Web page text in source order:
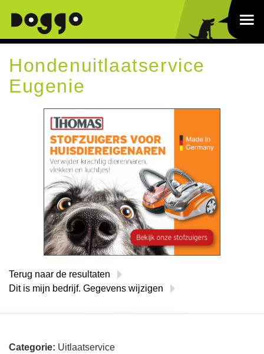
Hondenuitlaatservice
Eugenie
Terug naar de resultaten
Dit is mijn bedrijf. Gegevens wijzigen
Categorie: Uitlaatservice